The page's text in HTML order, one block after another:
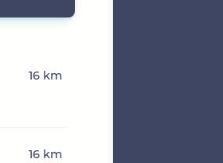
16 km
16 km